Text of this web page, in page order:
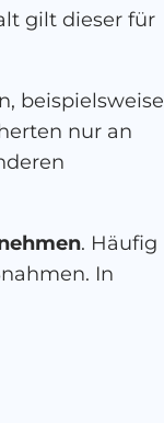
gilt dieser für
beispielsweise
nur an
. Häufig
In